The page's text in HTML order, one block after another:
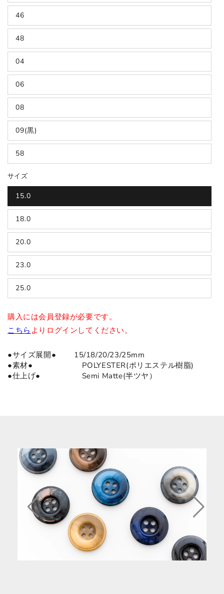
46
48
04
06
08
09(黒)
58
サイズ
15.0
18.0
20.0
23.0
25.0
購入には会員登録が必要です。
こちら よりログインしてください。
●サイズ展開● 15/18/20/23/25mm
●素材● POLYESTER(ポリエステル樹脂)
●仕上げ● Semi Matte(半ツヤ）